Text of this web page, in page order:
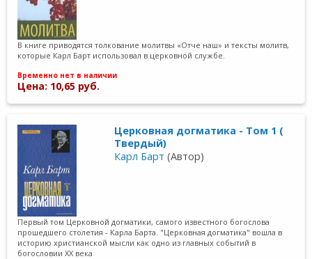
В книге приводятся толкование молитвы «Отче наш» и тексты молитв,
которые Карл Барт использовал в церковной службе.
Временно нет в наличии
Цена: 10,65 руб.
Церковная догматика - Том 1 (
Твердый)
Карл Барт (Автор)
Первый том Церковной догматики, самого известного богослова
прошедшего столетия - Карла Барта. "Церковная догматика" вошла в
историю христианской мысли как одно из главных событий в
богословии ХХ века